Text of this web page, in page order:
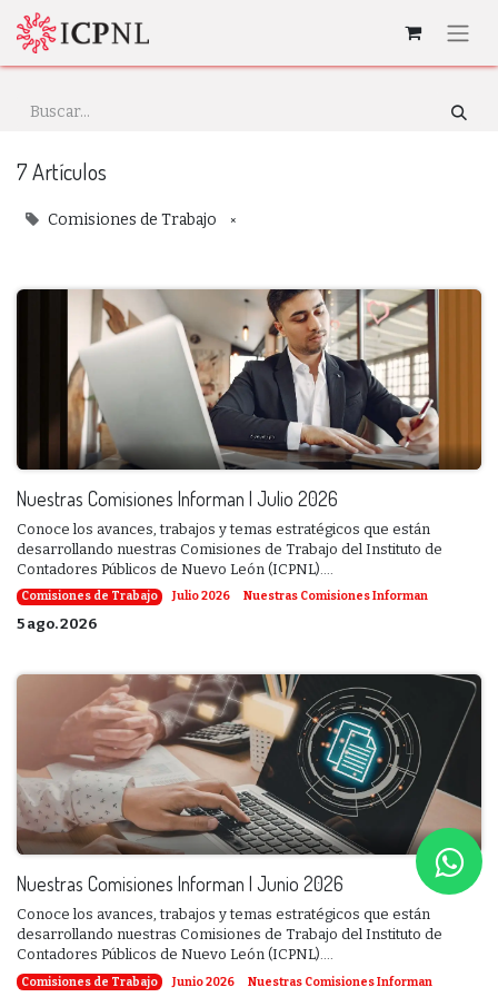
7 Artículos
Comisiones de Trabajo ×
Nuestras Comisiones Informan | Julio 2026
Conoce los avances, trabajos y temas estratégicos que están
desarrollando nuestras Comisiones de Trabajo del Instituto de
Contadores Públicos de Nuevo León (ICPNL)....
Comisiones de Trabajo Julio 2026 Nuestras Comisiones Informan
5 ago. 2026
Nuestras Comisiones Informan | Junio 2026
Conoce los avances, trabajos y temas estratégicos que están
desarrollando nuestras Comisiones de Trabajo del Instituto de
Contadores Públicos de Nuevo León (ICPNL)....
Comisiones de Trabajo Junio 2026 Nuestras Comisiones Informan